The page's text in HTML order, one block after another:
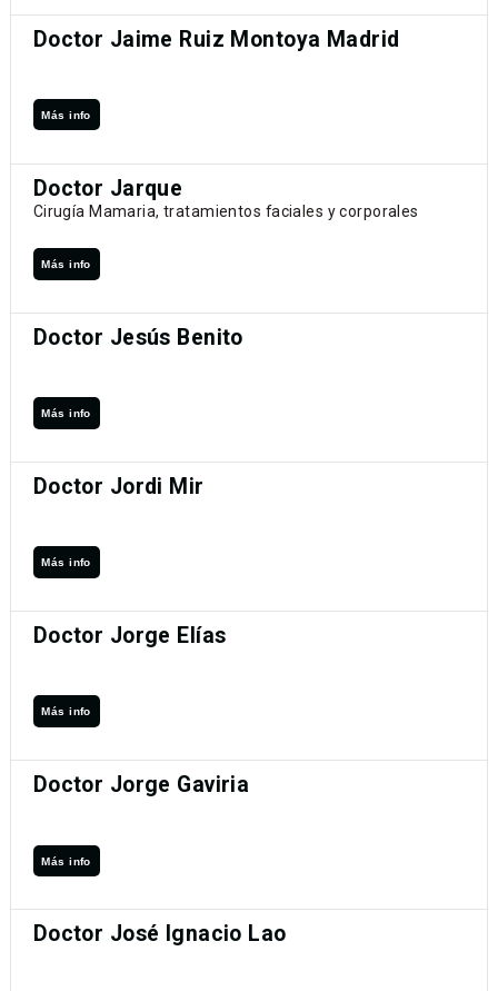
Doctor Jaime Ruiz Montoya Madrid
Más info
Doctor Jarque
Cirugía Mamaria, tratamientos faciales y corporales
Más info
Doctor Jesús Benito
Más info
Doctor Jordi Mir
Más info
Doctor Jorge Elías
Más info
Doctor Jorge Gaviria
Más info
Doctor José Ignacio Lao